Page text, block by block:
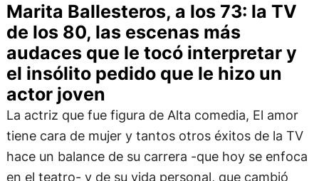
Marita Ballesteros, a los 73: la TV
de los 80, las escenas más
audaces que le tocó interpretar y
el insólito pedido que le hizo un
actor joven
La actriz que fue figura de Alta comedia, El amor
tiene cara de mujer y tantos otros éxitos de la TV
hace un balance de su carrera -que hoy se enfoca
en el teatro- y de su vida personal, que cambió